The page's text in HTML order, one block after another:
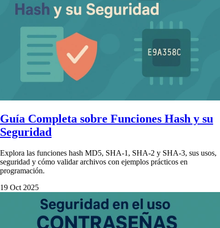
Guía Completa sobre Funciones Hash y su
Seguridad
Explora las funciones hash MD5, SHA-1, SHA-2 y SHA-3, sus usos,
seguridad y cómo validar archivos con ejemplos prácticos en
programación.
19 Oct 2025